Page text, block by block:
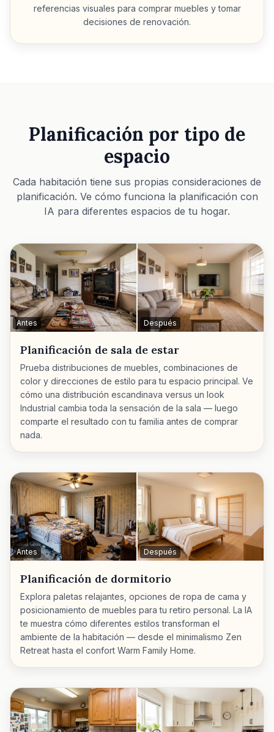
referencias visuales para comprar muebles y tomar
decisiones de renovación.
Planificación por tipo de
espacio
Cada habitación tiene sus propias consideraciones de
planificación. Ve cómo funciona la planificación con
IA para diferentes espacios de tu hogar.
Antes Después
Planificación de sala de estar
Prueba distribuciones de muebles, combinaciones de
color y direcciones de estilo para tu espacio principal. Ve
cómo una distribución escandinava versus un look
Industrial cambia toda la sensación de la sala — luego
comparte el resultado con tu familia antes de comprar
nada.
Antes Después
Planificación de dormitorio
Explora paletas relajantes, opciones de ropa de cama y
posicionamiento de muebles para tu retiro personal. La IA
te muestra cómo diferentes estilos transforman el
ambiente de la habitación — desde el minimalismo Zen
Retreat hasta el confort Warm Family Home.